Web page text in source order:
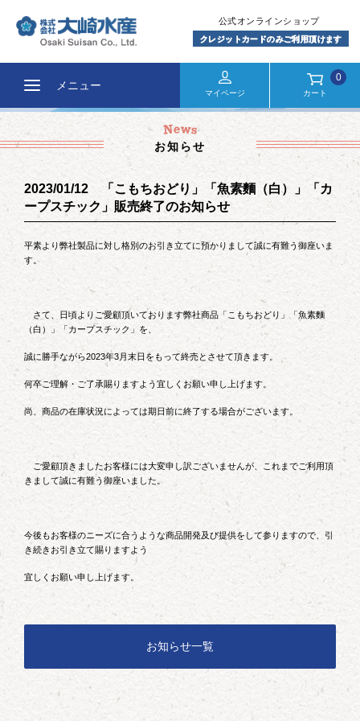
メニュー
マイページ カート
0
お知らせ
2023/01/12 「こもちおどり」「魚素麵（白）」「カ
ープスチック」販売終了のお知らせ
平素より弊社製品に対し格別のお引き立てに預かりまして誠に有難う御座いま
す。
さて、日頃よりご愛顧頂いております弊社商品「こもちおどり」「魚素麵
（白）」「カープスチック」を、
誠に勝手ながら2023年3月末日をもって終売とさせて頂きます。
何卒ご理解・ご了承賜りますよう宜しくお願い申し上げます。
尚、商品の在庫状況によっては期日前に終了する場合がございます。
ご愛顧頂きましたお客様には大変申し訳ございませんが、これまでご利用頂
きまして誠に有難う御座いました。
今後もお客様のニーズに合うような商品開発及び提供をして参りますので、引
き続きお引き立て賜りますよう
宜しくお願い申し上げます。
お知らせ一覧